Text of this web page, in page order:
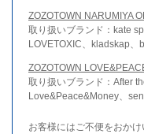
ZOZOTOWN NARUMIYA
取り扱いブランド：kate
LOVETOXIC、kladskap
ZOZOTOWN
取り扱いブランド：After
Love&Peace&Money、
お客様にはご不便をおか